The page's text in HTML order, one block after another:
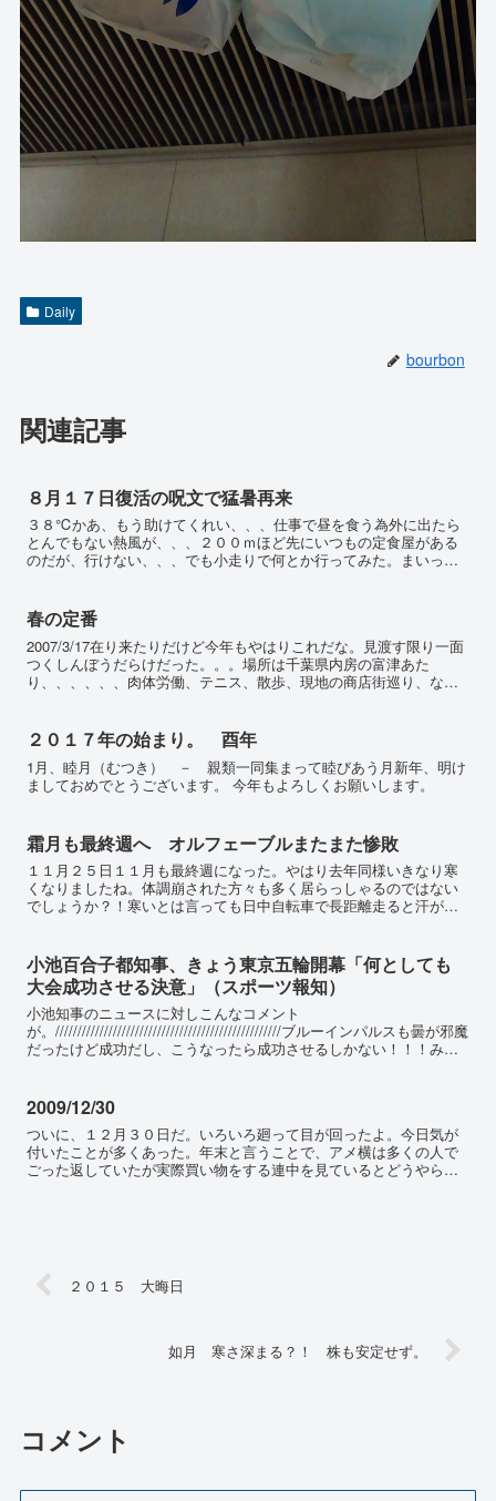
Daily
bourbon
関連記事
８月１７日復活の呪文で猛暑再来
３８℃かあ、もう助けてくれい、、、仕事で昼を食う為外に出たら
とんでもない熱風が、、、２００ｍほど先にいつもの定食屋がある
のだが、行けない、、、でも小走りで何とか行ってみた。まいった
春の定番
2007/3/17在り来たりだけど今年もやはりこれだな。見渡す限り一面
つくしんぼうだらけだった。。。場所は千葉県内房の富津あた
り、、、、、、肉体労働、テニス、散歩、現地の商店街巡り、など
２０１７年の始まり。 酉年
1月、睦月（むつき） － 親類一同集まって睦びあう月新年、明け
ましておめでとうございます。 今年もよろしくお願いします。
霜月も最終週へ オルフェーブルまたまた惨敗
１１月２５日１１月も最終週になった。やはり去年同様いきなり寒
くなりましたね。体調崩された方々も多く居らっしゃるのではない
でしょうか？！寒いとは言っても日中自転車で長距離走ると汗が出
小池百合子都知事、きょう東京五輪開幕「何としても
大会成功させる決意」（スポーツ報知）
小池知事のニュースに対しこんなコメント
が。///////////////////////////////////////////////////ブルーインパルスも曇が邪魔
だったけど成功だし、こうなったら成功させるしかない！！！みん
2009/12/30
ついに、１２月３０日だ。いろいろ廻って目が回ったよ。今日気が
付いたことが多くあった。年末と言うことで、アメ横は多くの人で
ごった返していたが実際買い物をする連中を見ているとどうやら日
２０１５ 大晦日
如月 寒さ深まる？！ 株も安定せず。
コメント